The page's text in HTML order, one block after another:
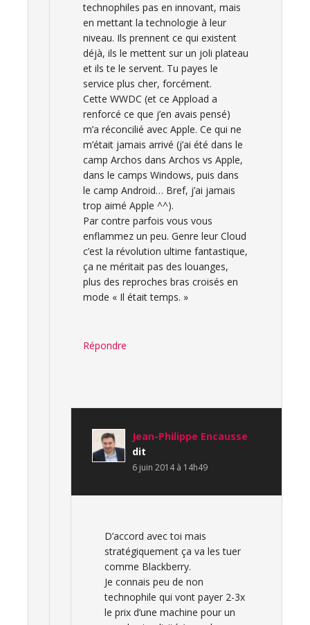
technophiles pas en innovant, mais
en mettant la technologie à leur
niveau. Ils prennent ce qui existent
déjà, ils le mettent sur un joli plateau
et ils te le servent. Tu payes le
service plus cher, forcément.
Cette WWDC (et ce Appload a
renforcé ce que j’en avais pensé)
m’a réconcilié avec Apple. Ce qui ne
m’était jamais arrivé (j’ai été dans le
camp Archos dans Archos vs Apple,
dans le camps Windows, puis dans
le camp Android… Bref, j’ai jamais
trop aimé Apple ^^).
Par contre parfois vous vous
enflammez un peu. Genre leur Cloud
c’est la révolution ultime fantastique,
ça ne méritait pas des louanges,
plus des reproches bras croisés en
mode « Il était temps. »
Répondre
Jean-Philippe Encausse
dit
6 juin 2014 à 14h49
D’accord avec toi mais
stratégiquement ça va les tuer
comme Blackberry.
Je connais peu de non
technophile qui vont payer 2-3x
le prix d’une machine pour un